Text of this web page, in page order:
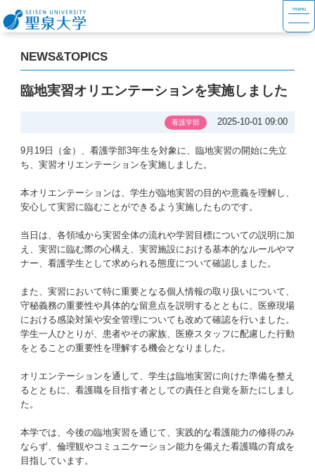
NEWS&TOPICS
臨地実習オリエンテーションを実施しました
看護学部 2025-10-01 09:00
9月19日（金）、看護学部3年生を対象に、臨地実習の開始に先立
ち、実習オリエンテーションを実施しました。
本オリエンテーションは、学生が臨地実習の目的や意義を理解し、
安心して実習に臨むことができるよう実施したものです。
当日は、各領域から実習全体の流れや学習目標についての説明に加
え、実習に臨む際の心構え、実習施設における基本的なルールやマ
ナー、看護学生として求められる態度について確認しました。
また、実習において特に重要となる個人情報の取り扱いについて、
守秘義務の重要性や具体的な留意点を説明するとともに、医療現場
における感染対策や安全管理についても改めて確認を行いました。
学生一人ひとりが、患者やその家族、医療スタッフに配慮した行動
をとることの重要性を理解する機会となりました。
オリエンテーションを通して、学生は臨地実習に向けた準備を整え
るとともに、看護職を目指す者としての責任と自覚を新たにしまし
た。
本学では、今後の臨地実習を通じて、実践的な看護能力の修得のみ
ならず、倫理観やコミュニケーション能力を備えた看護職の育成を
目指しています。